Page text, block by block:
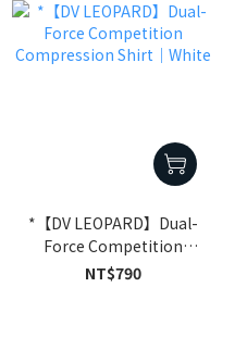
*【DV LEOPARD】Dual-
Force Competition
Compression Shirt｜
NT$790